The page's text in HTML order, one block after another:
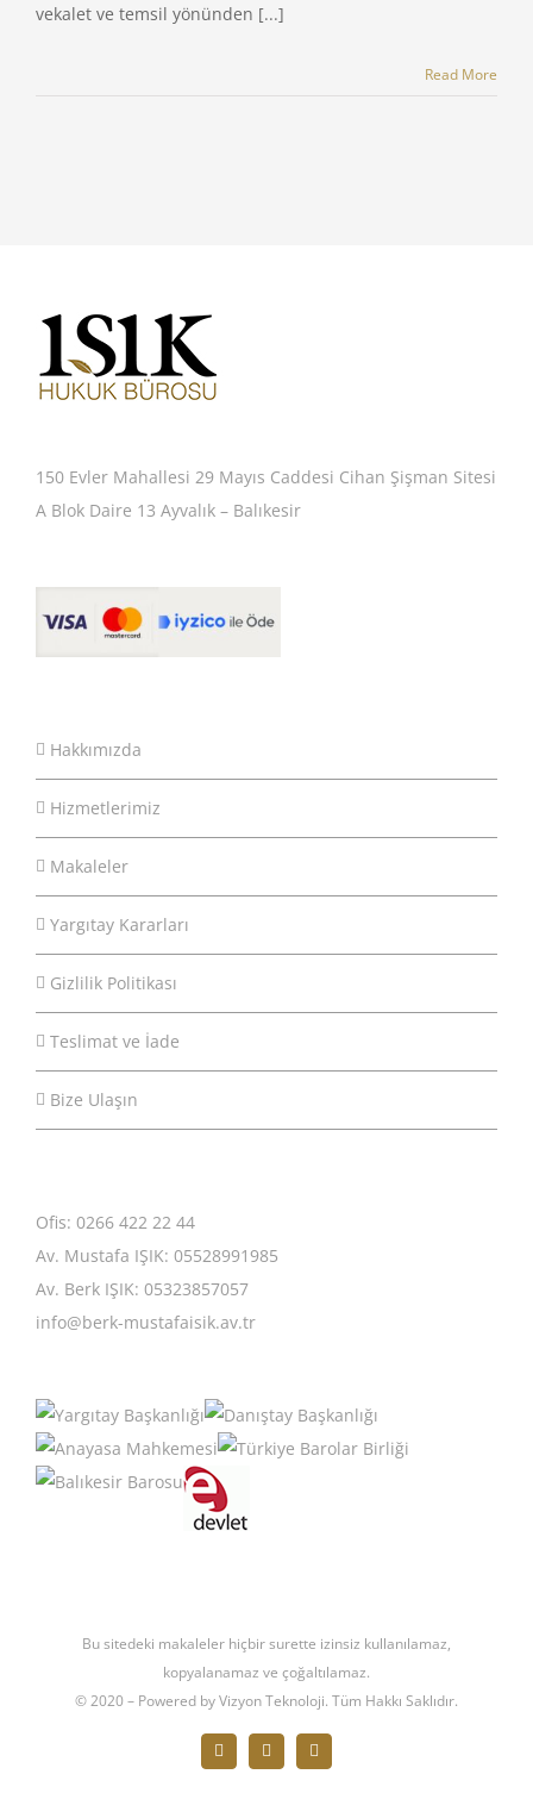
vekalet ve temsil yönünden [...]
Read More
150 Evler Mahallesi 29 Mayıs Caddesi Cihan Şişman Sitesi
A Blok Daire 13 Ayvalık – Balıkesir
Hakkımızda
Hizmetlerimiz
Makaleler
Yargıtay Kararları
Gizlilik Politikası
Teslimat ve İade
Bize Ulaşın
Ofis: 0266 422 22 44
Av. Mustafa IŞIK: 05528991985
Av. Berk IŞIK: 05323857057
info@berk-mustafaisik.av.tr
Bu sitedeki makaleler hiçbir surette izinsiz kullanılamaz,
kopyalanamaz ve çoğaltılamaz.
© 2020 – Powered by Vizyon Teknoloji. Tüm Hakkı Saklıdır.
Facebook
X Instagram